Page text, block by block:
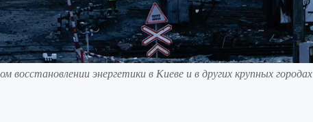
восстановлении энергетики в Киеве и в других крупных городах